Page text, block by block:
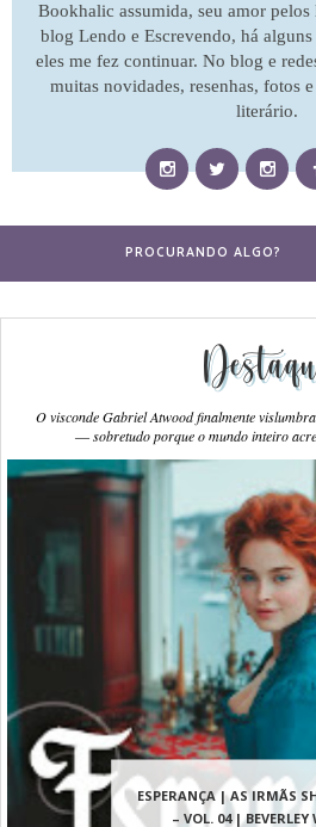
Bookhalic assumida, seu amor
blog Lendo e Escrevendo, há
eles me fez continuar. No blog e
muitas novidades, resenhas, fotos
literário.
ESPERANÇA | AS IRMÃS
– VOL. 04 | BEVERLEY
O visconde Gabriel Atwood finalmente
― sobretudo porque o mundo inteiro